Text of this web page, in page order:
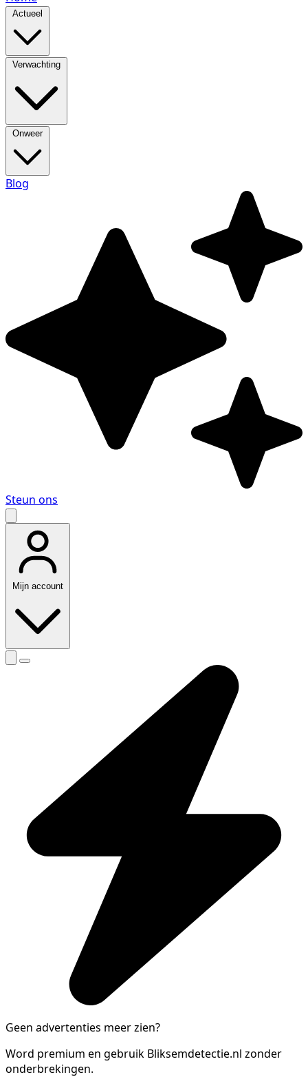
Actueel
Verwachting
Onweer
Blog
Steun ons
Mijn account
Geen advertenties meer zien?
Word premium en gebruik Bliksemdetectie.nl zonder
onderbrekingen.